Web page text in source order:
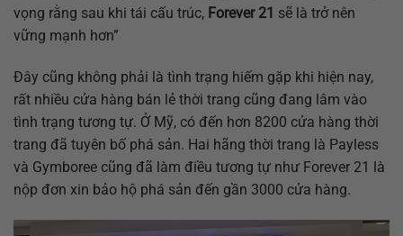
vọng rằng sau khi tái cấu trúc, Forever 21 sẽ là trở nên
vững mạnh hơn”
Đây cũng không phải là tình trạng hiếm gặp khi hiện nay,
rất nhiều cửa hàng bán lẻ thời trang cũng đang lâm vào
tình trạng tương tự. Ở Mỹ, có đến hơn 8200 cửa hàng thời
trang đã tuyên bố phá sản. Hai hãng thời trang là Payless
và Gymboree cũng đã làm điều tương tự như Forever 21 là
nộp đơn xin bảo hộ phá sản đến gần 3000 cửa hàng.